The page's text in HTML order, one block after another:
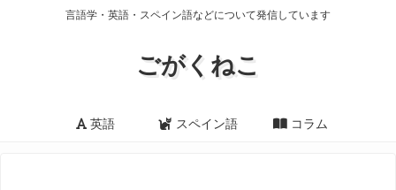
言語学・英語・スペイン語などについて発信しています
ごがくねこ
英語 スペイン語 コラム